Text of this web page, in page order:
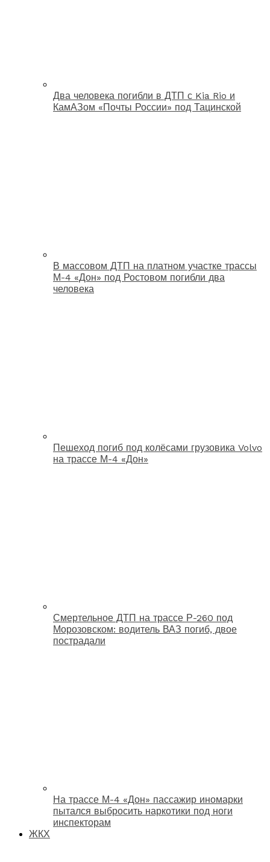
Два человека погибли в ДТП с Kia Rio и
КамАЗом «Почты России» под Тацинской
В массовом ДТП на платном участке трассы
М-4 «Дон» под Ростовом погибли два
человека
Пешеход погиб под колёсами грузовика Volvo
на трассе М-4 «Дон»
Смертельное ДТП на трассе Р-260 под
Морозовском: водитель ВАЗ погиб, двое
пострадали
На трассе М-4 «Дон» пассажир иномарки
пытался выбросить наркотики под ноги
инспекторам
ЖКХ